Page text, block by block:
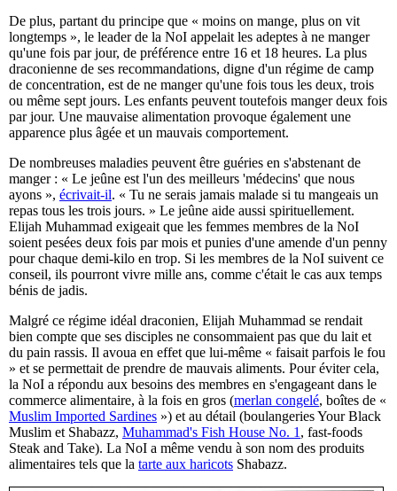
De plus, partant du principe que « moins on mange, plus on vit
longtemps », le leader de la NoI appelait les adeptes à ne manger
qu'une fois par jour, de préférence entre 16 et 18 heures. La plus
draconienne de ses recommandations, digne d'un régime de camp
de concentration, est de ne manger qu'une fois tous les deux, trois
ou même sept jours. Les enfants peuvent toutefois manger deux fois
par jour. Une mauvaise alimentation provoque également une
apparence plus âgée et un mauvais comportement.
De nombreuses maladies peuvent être guéries en s'abstenant de
manger : « Le jeûne est l'un des meilleurs 'médecins' que nous
ayons », écrivait-il. « Tu ne serais jamais malade si tu mangeais un
repas tous les trois jours. » Le jeûne aide aussi spirituellement.
Elijah Muhammad exigeait que les femmes membres de la NoI
soient pesées deux fois par mois et punies d'une amende d'un penny
pour chaque demi-kilo en trop. Si les membres de la NoI suivent ce
conseil, ils pourront vivre mille ans, comme c'était le cas aux temps
bénis de jadis.
Malgré ce régime idéal draconien, Elijah Muhammad se rendait
bien compte que ses disciples ne consommaient pas que du lait et
du pain rassis. Il avoua en effet que lui-même « faisait parfois le fou
» et se permettait de prendre de mauvais aliments. Pour éviter cela,
la NoI a répondu aux besoins des membres en s'engageant dans le
commerce alimentaire, à la fois en gros (merlan congelé, boîtes de «
Muslim Imported Sardines ») et au détail (boulangeries Your Black
Muslim et Shabazz, Muhammad's Fish House No. 1 , fast-foods
Steak and Take). La NoI a même vendu à son nom des produits
alimentaires tels que la tarte aux haricots Shabazz.